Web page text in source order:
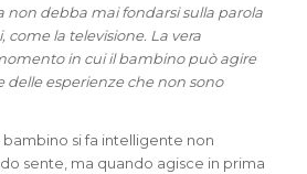
non debba mai fondarsi sulla parola
come la televisione. La vera
in cui il bambino può agire
delle esperienze che non sono
bambino si fa intelligente non
sente, ma quando agisce in prima